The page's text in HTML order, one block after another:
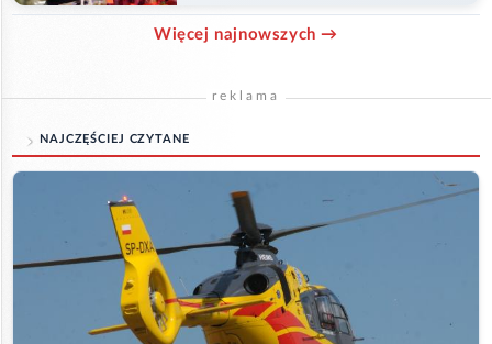
Więcej najnowszych →
reklama
NAJCZĘŚCIEJ CZYTANE